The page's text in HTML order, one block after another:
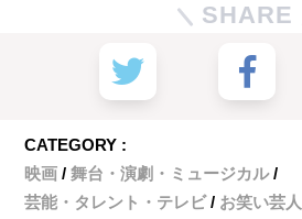
SHARE
CATEGORY :
映画
舞台・演劇・ミュージカル
芸能・タレント・テレビ
お笑い芸人